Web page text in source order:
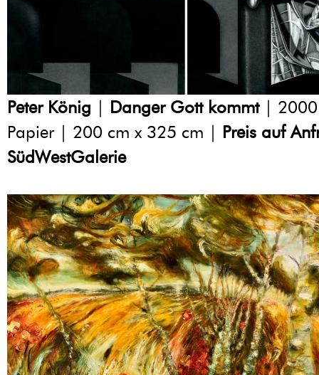
Peter König | Danger Gott kommt |
Papier | 200 cm x 325 cm | Preis auf
SüdWestGalerie